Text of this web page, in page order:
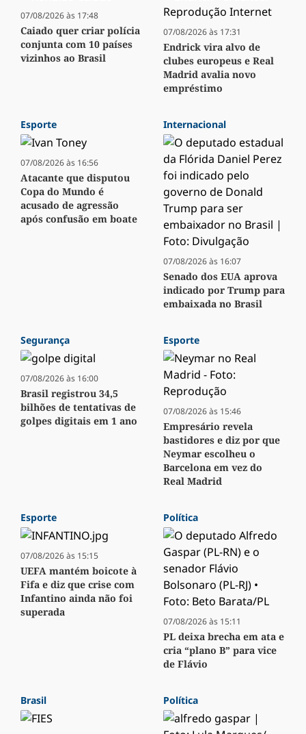
07/08/2026 às 17:48
Caiado quer criar polícia
conjunta com 10 países
vizinhos ao Brasil
07/08/2026 às 17:31
Endrick vira alvo de
clubes europeus e Real
Madrid avalia novo
empréstimo
Esporte
07/08/2026 às 16:56
Atacante que disputou
Copa do Mundo é
acusado de agressão
após confusão em boate
Internacional
07/08/2026 às 16:07
Senado dos EUA aprova
indicado por Trump para
embaixada no Brasil
Segurança
07/08/2026 às 16:00
Brasil registrou 34,5
bilhões de tentativas de
golpes digitais em 1 ano
Esporte
07/08/2026 às 15:46
Empresário revela
bastidores e diz por que
Neymar escolheu o
Barcelona em vez do
Real Madrid
Esporte
07/08/2026 às 15:15
UEFA mantém boicote à
Fifa e diz que crise com
Infantino ainda não foi
superada
Política
07/08/2026 às 15:11
PL deixa brecha em ata e
cria “plano B” para vice
de Flávio
Brasil Política